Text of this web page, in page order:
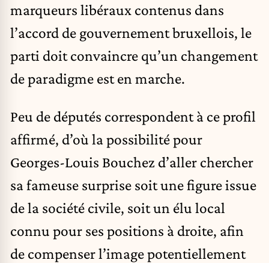
marqueurs libéraux contenus dans
l’accord de gouvernement bruxellois, le
parti doit convaincre qu’un changement
de paradigme est en marche.
Peu de députés correspondent à ce profil
affirmé, d’où la possibilité pour
Georges-Louis Bouchez d’aller chercher
sa fameuse surprise soit une figure issue
de la société civile, soit un élu local
connu pour ses positions à droite, afin
de compenser l’image potentiellement